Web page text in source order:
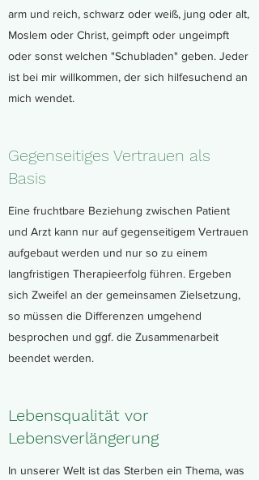
arm und reich, schwarz oder weiß, jung oder alt,
Moslem oder Christ, geimpft oder ungeimpft
oder sonst welchen "Schubladen" geben. Jeder
ist bei mir willkommen, der sich hilfesuchend an
mich wendet.
Gegenseitiges Vertrauen als
Basis
Eine fruchtbare Beziehung zwischen Patient
und Arzt kann nur auf gegenseitigem Vertrauen
aufgebaut werden und nur so zu einem
langfristigen Therapieerfolg führen. Ergeben
sich Zweifel an der gemeinsamen Zielsetzung,
so müssen die Differenzen umgehend
besprochen und ggf. die Zusammenarbeit
beendet werden.
Lebensqualität vor
Lebensverlängerung
In unserer Welt ist das Sterben ein Thema, was